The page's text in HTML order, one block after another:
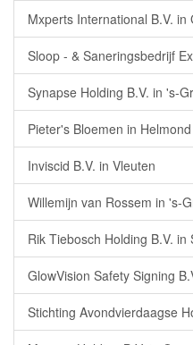
Mxperts International B.V. in
Sloop - & Saneringsbedrijf
Synapse Holding B.V. in 's-
Pieter's Bloemen in Helmond
Inviscid B.V. in Vleuten
Willemijn van Rossem in 's-
Rik Tiebosch Holding B.V.
GlowVision Safety Signing
Stichting Avondvierdaagse